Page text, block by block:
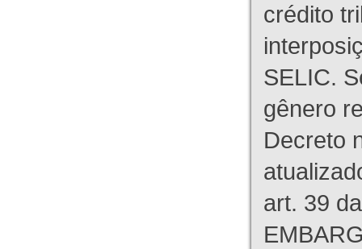
crédito
SELIC.
gênero
Decreto
art. 39